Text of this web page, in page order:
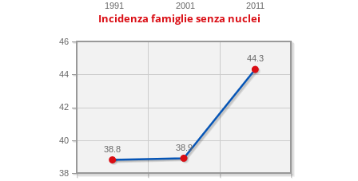
1991 2001 2011
Incidenza famiglie senza nuclei
38
40
42
44
46
44.3
38.9
38.8